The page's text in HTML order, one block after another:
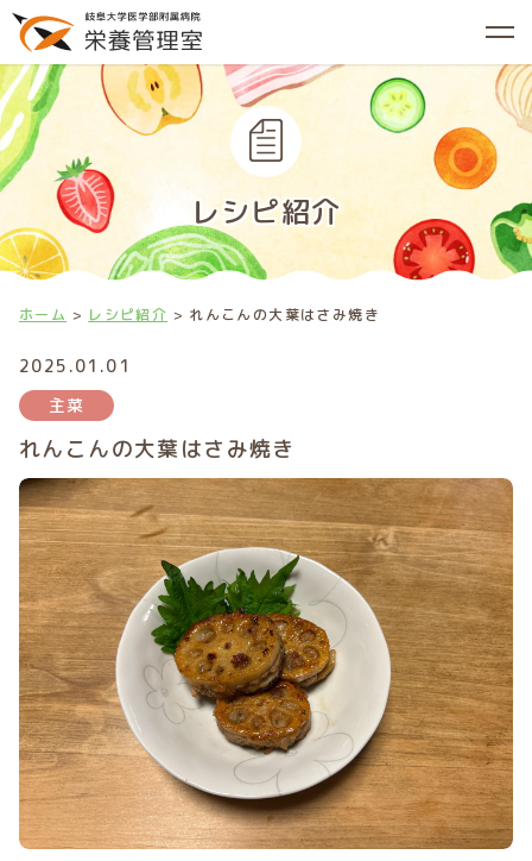
レシピ紹介
ホーム レシピ紹介 れんこんの大葉はさみ焼き
2025.01.01
主菜
れんこんの大葉はさみ焼き